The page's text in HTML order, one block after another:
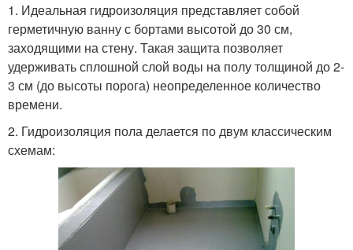
1. Идеальная гидроизоляция представляет собой
герметичную ванну с бортами высотой до 30 см,
заходящими на стену. Такая защита позволяет
удерживать сплошной слой воды на полу толщиной до 2-
3 см (до высоты порога) неопределенное количество
времени.
2. Гидроизоляция пола делается по двум классическим
схемам: